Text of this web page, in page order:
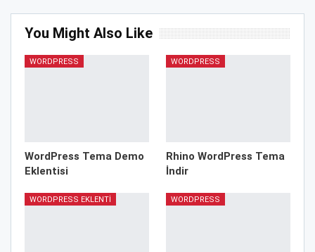
You Might Also Like
WORDPRESS
WordPress Tema Demo
Eklentisi
WORDPRESS
Rhino WordPress Tema
İndir
WORDPRESS EKLENTI WORDPRESS